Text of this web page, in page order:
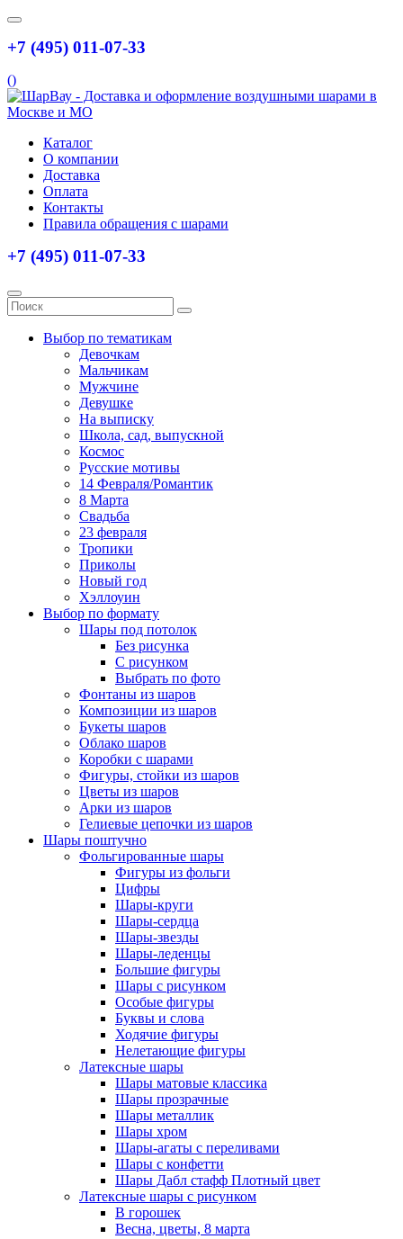
+7 (495) 011-07-33
()
Каталог
О компании
Доставка
Оплата
Контакты
Правила обращения с шарами
+7 (495) 011-07-33
Выбор по тематикам
Девочкам
Мальчикам
Мужчине
Девушке
На выписку
Школа, сад, выпускной
Космос
Русские мотивы
14 Февраля/Романтик
8 Марта
Свадьба
23 февраля
Тропики
Приколы
Новый год
Хэллоуин
Выбор по формату
Шары под потолок
Без рисунка
С рисунком
Выбрать по фото
Фонтаны из шаров
Композиции из шаров
Букеты шаров
Облако шаров
Коробки с шарами
Фигуры, стойки из шаров
Цветы из шаров
Арки из шаров
Гелиевые цепочки из шаров
Шары поштучно
Фольгированные шары
Фигуры из фольги
Цифры
Шары-круги
Шары-сердца
Шары-звезды
Шары-леденцы
Большие фигуры
Шары с рисунком
Особые фигуры
Буквы и слова
Ходячие фигуры
Нелетающие фигуры
Латексные шары
Шары матовые классика
Шары прозрачные
Шары металлик
Шары хром
Шары-агаты с переливами
Шары с конфетти
Шары Дабл стафф Плотный цвет
Латексные шары с рисунком
В горошек
Весна, цветы, 8 марта